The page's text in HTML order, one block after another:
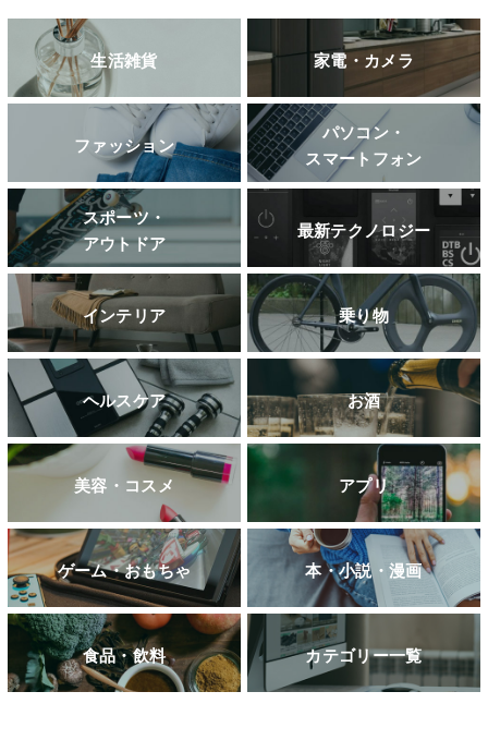
生活雑貨 家電・カメラ
ファッション
パソコン・
スマートフォン
スポーツ・
アウトドア
最新テクノロジー
インテリア 乗り物
ヘルスケア お酒
美容・コスメ アプリ
ゲーム・おもちゃ 本・小説・漫画
食品・飲料 カテゴリー一覧